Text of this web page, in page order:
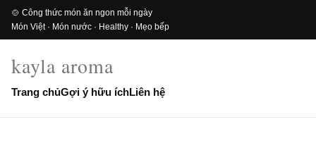
🍲 Công thức món ăn ngon mỗi ngày
Món Việt · Món nước · Healthy · Mẹo bếp
kayla aroma
Trang chủGợi ý hữu íchLiên hệ